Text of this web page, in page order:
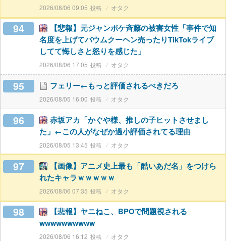
2026/08/06 09:05 オタク
94
【悲報】元ジャンポケ斉藤の被害女性「事件で知
名度を上げてバウムクーヘン売ったりTikTokライブ
してて悔しさと怒りを感じた」
2026/08/06 17:05 オタク
95 フェリー←もっと評価されるべきだろ
2026/08/05 16:00 オタク
96
赤坂アカ「かぐや様、推しの子ヒットさせまし
た」←この人がなぜか過小評価されてる理由
2026/08/05 13:45 オタク
97
【画像】アニメ史上最も「酷いあだ名」をつけら
れたキャラｗｗｗｗｗ
2026/08/06 07:35 オタク
98
【悲報】ヤニねこ、BPOで問題視される
wwwwwwwwww
2026/08/06 16:12 オタク